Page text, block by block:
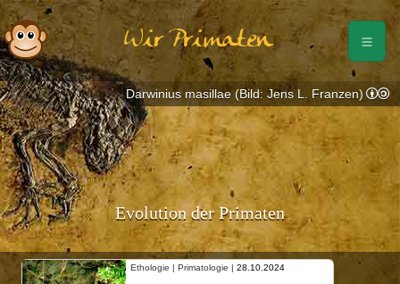
Wir Primaten
Evolution der Primaten
Ethologie | Primatologie | 28.10.2024
Darwinius masillae (Bild: Jens L. Franzen)